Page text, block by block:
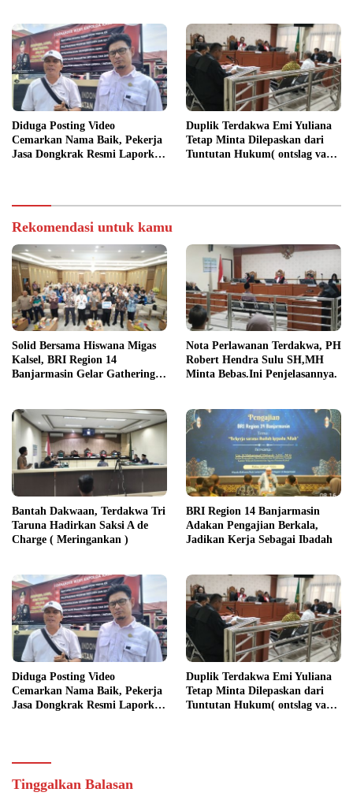
Diduga Posting Video
Cemarkan Nama Baik, Pekerja
Jasa Dongkrak Resmi Laporkan
Duplik Terdakwa Emi Yuliana
Tetap Minta Dilepaskan dari
Tuntutan Hukum( ontslag van
Rekomendasi untuk kamu
Solid Bersama Hiswana Migas
Kalsel, BRI Region 14
Banjarmasin Gelar Gathering
Nota Perlawanan Terdakwa, PH
Robert Hendra Sulu SH,MH
Minta Bebas.Ini Penjelasannya.
Bantah Dakwaan, Terdakwa Tri
Taruna Hadirkan Saksi A de
Charge ( Meringankan )
BRI Region 14 Banjarmasin
Adakan Pengajian Berkala,
Jadikan Kerja Sebagai Ibadah
Diduga Posting Video
Cemarkan Nama Baik, Pekerja
Jasa Dongkrak Resmi Laporkan
Duplik Terdakwa Emi Yuliana
Tetap Minta Dilepaskan dari
Tuntutan Hukum( ontslag van
Tinggalkan Balasan